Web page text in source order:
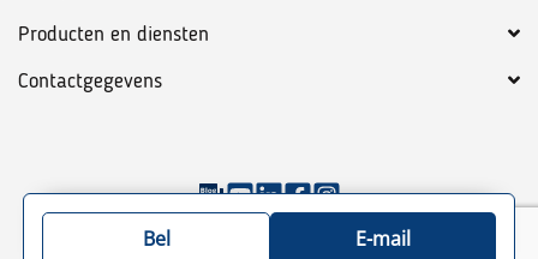
Producten en diensten
Contactgegevens
Mascus Algemene voorwaarden Privacy policy
Bel E-mail